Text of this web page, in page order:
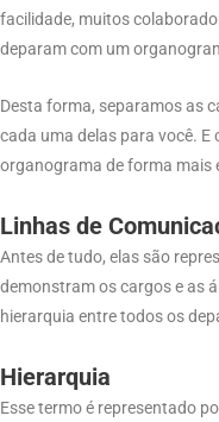
facilidade, muitos
deparam com um
Desta forma, separamos as
cada uma delas para você. E
organograma de forma mais
Linhas de
Antes de tudo, elas são
demonstram os cargos e as
hierarquia entre todos os
Hierarquia
Esse termo é representado